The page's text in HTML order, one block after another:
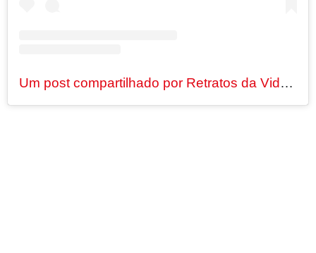
Um post compartilhado por Retratos da Vida (@retratosdavida_extra)